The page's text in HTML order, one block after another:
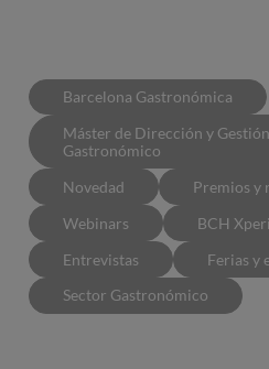
Barcelona Gastronómica
Máster de Dirección y
Gastronómico
Novedad
Premios y
Webinars
BCH
Entrevistas
Ferias y
Sector Gastronómico